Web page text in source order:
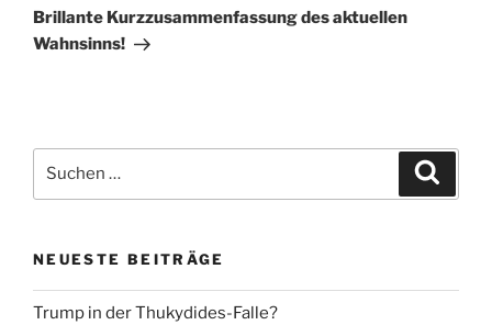
Beitrag
Brillante Kurzzusammenfassung des aktuellen
Wahnsinns!
nach:
NEUESTE BEITRÄGE
Trump in der Thukydides-Falle?